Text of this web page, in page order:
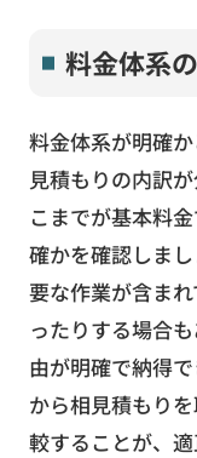
料金体系
料金体系が明確か
見積もりの内訳
こまでが基本料
確かを確認しま
要な作業が含ま
ったりする場合
由が明確で納得
から相見積もり
較することが、適